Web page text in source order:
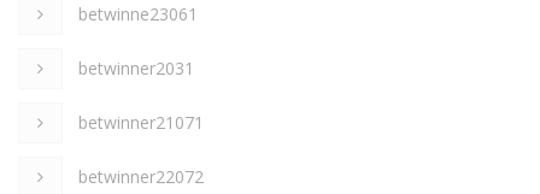
betwinne23061
betwinner2031
betwinner21071
betwinner22072